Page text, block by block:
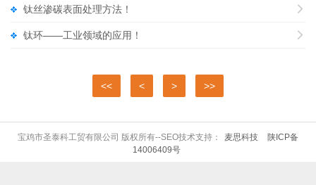

钛丝渗碳表面处理方法！

钛环——工业领域的应用！
<< < > >>
宝鸡市圣泰科工贸有限公司 版权所有--SEO技术支持： 麦思科技
陕ICP备
14006409号